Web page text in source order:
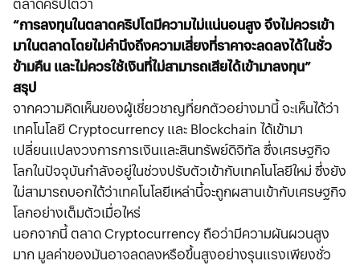
“การลงทุนในตลาดคริปโตมีความไม่แน่นอนสูง จึงไม่ควรเข้า
มาในตลาดโดยไม่คำนึงถึงความเสี่ยงที่ราคาจะลดลงได้ในชั่ว
ข้ามคืน และไม่ควรใช้เงินที่ไม่สามารถเสียได้เข้ามาลงทุน”
สรุป
จากความคิดเห็นของผู้เชี่ยวชาญที่ยกตัวอย่างมานี้ จะเห็นได้ว่า
เทคโนโลยี Cryptocurrency และ Blockchain ได้เข้ามา
เปลี่ยนแปลงวงการการเงินและสินทรัพย์ดิจิทัล ซึ่งเศรษฐกิจ
โลกในปัจจุบันกำลังอยู่ในช่วงปรับตัวเข้ากับเทคโนโลยีใหม่ ซึ่งยัง
ไม่สามารถบอกได้ว่าเทคโนโลยีเหล่านี้จะถูกผสานเข้ากับเศรษฐกิจ
โลกอย่างเต็มตัวเมื่อไหร่
นอกจากนี้ ตลาด Cryptocurrency ถือว่ามีความผันผวนสูง
มาก มูลค่าของมันอาจลดลงหรือขึ้นสูงอย่างรุนแรงเพียงชั่ว